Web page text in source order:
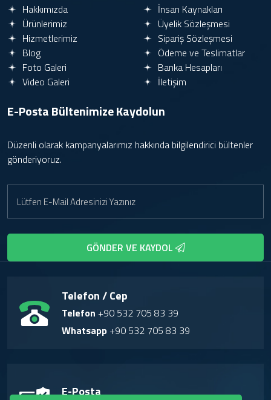
Hakkımızda
Ürünlerimiz
Hizmetlerimiz
Blog
Foto Galeri
Video Galeri
İnsan Kaynakları
Üyelik Sözleşmesi
Sipariş Sözleşmesi
Ödeme ve Teslimatlar
Banka Hesapları
İletişim
E-Posta BültenimizeKaydolun
Düzenli olarak kampanyalarımız hakkında bilgilendirici bültenler
gönderiyoruz.
GÖNDER VE KAYDOL
Telefon / Cep
Telefon +90 532 705 83 39
Whatsapp +90 532 705 83 39
E-Posta